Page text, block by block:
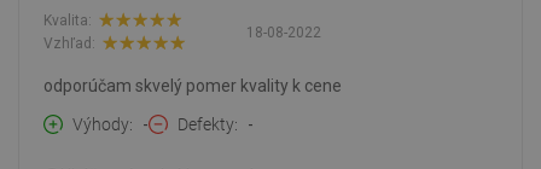
18-08-2022
Kvalita:
Vzhľad:
odporúčam skvelý pomer kvality k cene
Výhody
- Defekty -